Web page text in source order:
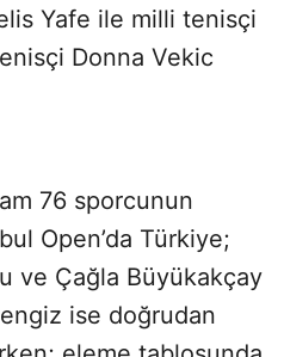
Yafe ile milli tenisçi
Donna Vekic
76 sporcunun
Open’da Türkiye;
ve Çağla Büyükakçay
ise doğrudan